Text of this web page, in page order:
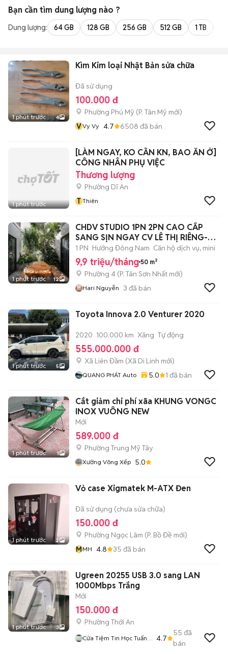
Bạn cần tìm dung lượng nào ?
Dung lượng: 64 GB 128 GB 256 GB 512 GB 1 TB
1 phút trước 4
Kìm Kim loại Nhật Bản sửa chữa
Đã sử dụng
100.000 đ
Phường Phú Mỹ (P. Tân Mỹ mới)
VVy Vy 4.7 6508 đã bán
1 phút trước
[LÀM NGAY, KO CẦN KN, BAO ĂN Ở]
CÔNG NHÂN PHỤ VIỆC
Thương lượng
Phường Dĩ An
T Thiên
1 phút trước 12
CHDV STUDIO 1PN 2PN CAO CẤP
SANG SỊN NGAY CV LÊ THỊ RIÊNG-
CMT8
1 PN Hướng Đông Nam Căn hộ dịch vụ, mini
9,9 triệu/tháng 50 m²
Phường 4 (P. Tân Sơn Nhất mới)
Hari Nguyễn 3 đã bán
1 phút trước 5
Toyota Innova 2.0 Venturer 2020
2020 100.000 km Xăng Tự động
555.000.000 đ
Xã Liên Đầm (Xã Di Linh mới)
QUANG PHÁT Auto 5.0 1 đã bán
1 phút trước 1
Cắt giảm chi phí xãa KHUNG VONGC
INOX VUÔNG NEW
Mới
589.000 đ
Phường Trung Mỹ Tây
Xưởng Võng Xếp 5.0
1 phút trước 2
Vỏ case Xigmatek M-ATX Đen
Đã sử dụng (chưa sửa chữa)
150.000 đ
Phường Ngọc Lâm (P. Bồ Đề mới)
MMH 4.8 35 đã bán
1 phút trước 3
Ugreen 20255 USB 3.0 sang LAN
1000Mbps Trắng
Mới
150.000 đ
Phường Thới An
Cửa Tiệm Tin Học Tuấn
4.7
55 đã
bán